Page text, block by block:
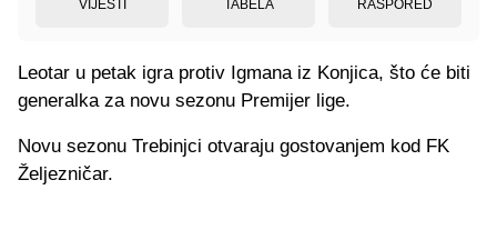
VIJESTI TABELA RASPORED
Leotar u petak igra protiv Igmana iz Konjica, što će biti
generalka za novu sezonu Premijer lige.
Novu sezonu Trebinjci otvaraju gostovanjem kod FK
Željezničar.